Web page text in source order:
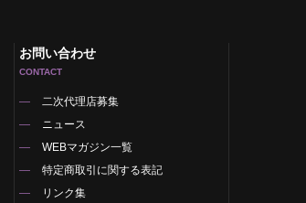
お問い合わせ
CONTACT
二次代理店募集
ニュース
WEBマガジン一覧
特定商取引に関する表記
リンク集